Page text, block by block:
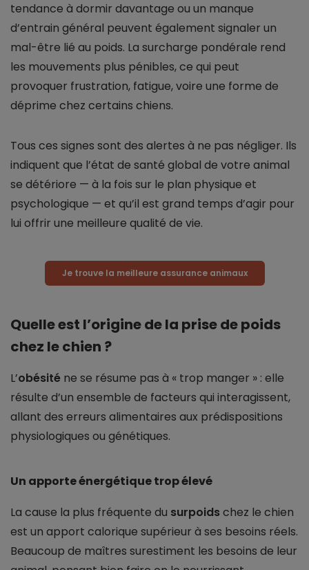
tendance à dormir davantage ou un manque
d’entrain général peuvent également signaler un
mal-être lié au poids. La surcharge pondérale rend
les mouvements plus pénibles, ce qui peut
provoquer frustration, fatigue, voire une forme de
déprime chez certains chiens.
Tous ces signes sont des alertes à ne pas négliger. Ils
indiquent que l’état de santé global de votre animal
se détériore — à la fois sur le plan physique et
psychologique — et qu’il est grand temps d’agir pour
lui offrir une meilleure qualité de vie.
Je trouve la meilleure assurance animaux
Quelle est l’origine de la prise de poids
chez le chien ?
L’obésité ne se résume pas à « trop manger » : elle
résulte d’un ensemble de facteurs qui interagissent,
allant des erreurs alimentaires aux prédispositions
physiologiques ou génétiques.
Un apporte énergétique trop élevé
La cause la plus fréquente du surpoidschez le chien
est un apport calorique supérieur à ses besoins réels.
Beaucoup de maîtres surestiment les besoins de leur